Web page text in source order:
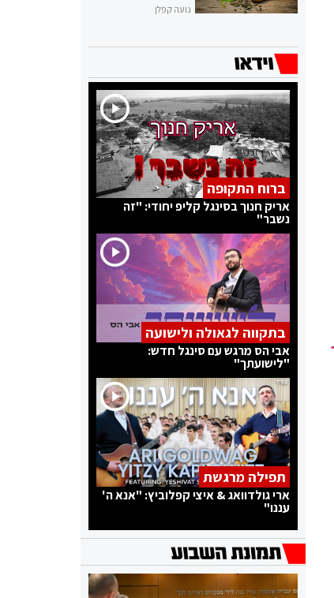
נועה קפלן
ברוח התקופה
אריק חנוך בסינגל קליפ יחודי: "זה
נשבר"
בתקווה לגאולה ולישועה
אבי הס מרגש עם סינגל חדש:
"לישועתך"
תפילה מרגשת
ארי גולדוואג & איצי קפלוביץ: "אנא ה'
עננו"